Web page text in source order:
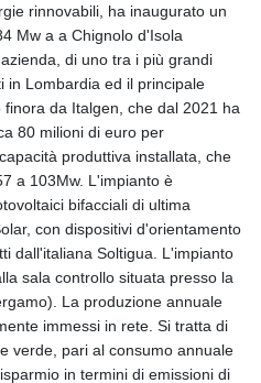
rinnovabili, ha inaugurato un
Mw a a Chignolo d'Isola
di uno tra i più grandi
in Lombardia ed il principale
da Italgen, che dal 2021 ha
80 milioni di euro per
produttiva installata, che
a 103Mw. L'impianto è
bifacciali di ultima
con dispositivi d'orientamento
dall'italiana Soltigua. L'impianto
sala controllo situata presso la
La produzione annuale
immessi in rete. Si tratta di
verde, pari al consumo annuale
in termini di emissioni di